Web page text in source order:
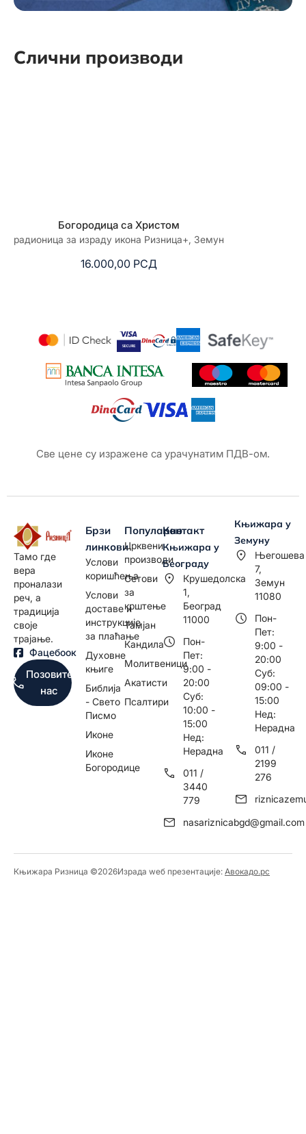
Слични производи
Богородица са Христом
радионица за израду икона Ризница+, Земун
16.000,00 РСД
Све цене су изражене са урачунатим ПДВ-ом.
Тамо где
вера
проналази
реч, а
традиција
своје
трајање.
Фацебоок
Позовите
нас
Брзи
линкови
Услови
коришћења
Услови
доставе и
инструкције
за плаћање
Духовне
књиге
Библија
- Свето
Писмо
Иконе
Иконе
Богородице
Популарно
Црквени
производи
Сетови
за
крштење
Тамјан
Кандила
Молитвеници
Акатисти
Псалтири
Контакт
Књижара у
Београду
Крушедолска
1,
Београд
11000
Пон-
Пет:
9:00 -
20:00
Суб:
10:00 -
15:00
Нед:
Нерадна
011 /
3440
779
nasariznicabgd@gmail.com
Књижара у
Земуну
Његошева
7,
Земун
11080
Пон-
Пет:
9:00 -
20:00
Суб:
09:00 -
15:00
Нед:
Нерадна
011 /
2199
276
Књижара Ризница ©️2026Израда wеб презентације: Авокадо.рс